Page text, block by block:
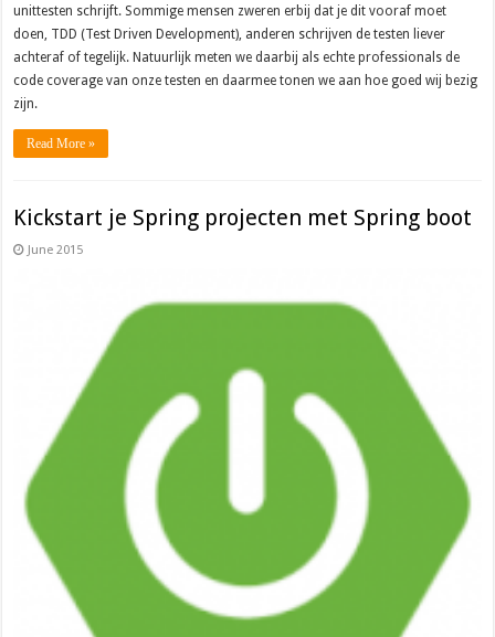
unittesten schrijft. Sommige mensen zweren erbij dat je dit vooraf moet
doen, TDD (Test Driven Development), anderen schrijven de testen liever
achteraf of tegelijk. Natuurlijk meten we daarbij als echte professionals de
code coverage van onze testen en daarmee tonen we aan hoe goed wij bezig
zijn.
Read More »
Kickstart je Spring projecten met Spring boot
June 2015